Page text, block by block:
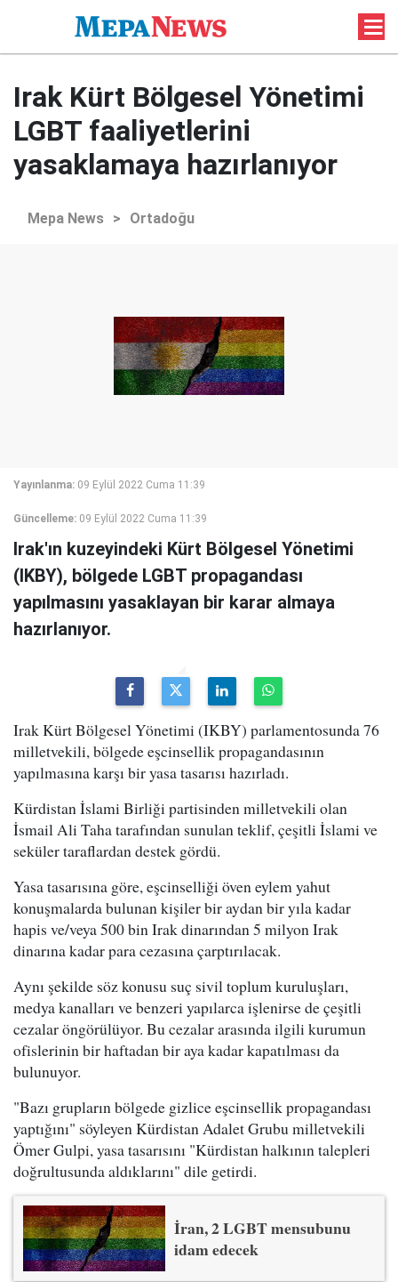
Irak Kürt Bölgesel Yönetimi
LGBT faaliyetlerini
yasaklamaya hazırlanıyor
Mepa News > Ortadoğu
Yayınlanma: 09 Eylül 2022 Cuma 11:39
Güncelleme: 09 Eylül 2022 Cuma 11:39
Irak'ın kuzeyindeki Kürt Bölgesel Yönetimi
(IKBY), bölgede LGBT propagandası
yapılmasını yasaklayan bir karar almaya
hazırlanıyor.
Irak Kürt Bölgesel Yönetimi (IKBY) parlamentosunda 76
milletvekili, bölgede eşcinsellik propagandasının
yapılmasına karşı bir yasa tasarısı hazırladı.
Kürdistan İslami Birliği partisinden milletvekili olan
İsmail Ali Taha tarafından sunulan teklif, çeşitli İslami ve
seküler taraflardan destek gördü.
Yasa tasarısına göre, eşcinselliği öven eylem yahut
konuşmalarda bulunan kişiler bir aydan bir yıla kadar
hapis ve/veya 500 bin Irak dinarından 5 milyon Irak
dinarına kadar para cezasına çarptırılacak.
Aynı şekilde söz konusu suç sivil toplum kuruluşları,
medya kanalları ve benzeri yapılarca işlenirse de çeşitli
cezalar öngörülüyor. Bu cezalar arasında ilgili kurumun
ofislerinin bir haftadan bir aya kadar kapatılması da
bulunuyor.
"Bazı grupların bölgede gizlice eşcinsellik propagandası
yaptığını" söyleyen Kürdistan Adalet Grubu milletvekili
Ömer Gulpi, yasa tasarısını "Kürdistan halkının talepleri
doğrultusunda aldıklarını" dile getirdi.
İran, 2 LGBT mensubunu
idam edecek